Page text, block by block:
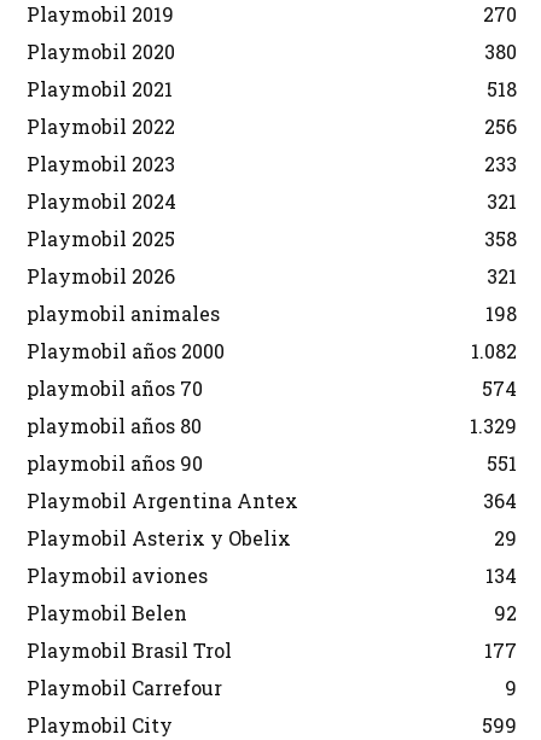
Playmobil 2019
270
Playmobil 2020
380
Playmobil 2021
518
Playmobil 2022
256
Playmobil 2023
233
Playmobil 2024
321
Playmobil 2025
358
Playmobil 2026
321
playmobil animales
198
Playmobil años 2000
1.082
playmobil años 70
574
playmobil años 80
1.329
playmobil años 90
551
Playmobil Argentina Antex
364
Playmobil Asterix y Obelix
29
Playmobil aviones
134
Playmobil Belen
92
Playmobil Brasil Trol
177
Playmobil Carrefour
9
Playmobil City
599